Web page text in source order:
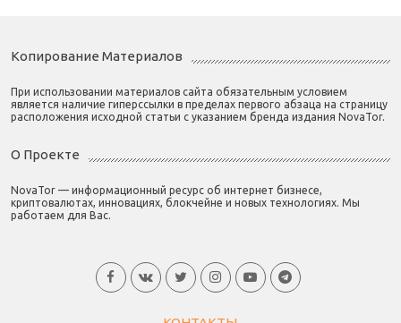
Копирование Материалов
При использовании материалов сайта обязательным условием
является наличие гиперссылки в пределах первого абзаца на страницу
расположения исходной статьи с указанием бренда издания NovaTor.
О Проекте
NovaTor — информационный ресурс об интернет бизнесе,
криптовалютах, инновациях, блокчейне и новых технологиях. Мы
работаем для Вас.